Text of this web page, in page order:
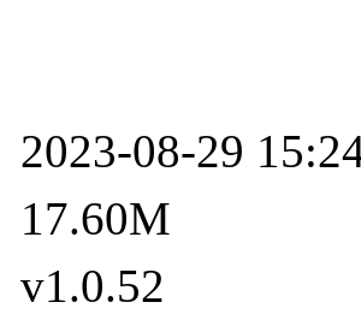
2023-08-29
17.60M
v1.0.52